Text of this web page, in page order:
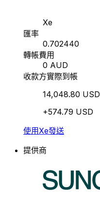
Xe
匯率
0.702440
轉帳費用
0 AUD
收款方實際到帳
14,048.80 USD
+574.79 USD
使用Xe發送
提供商